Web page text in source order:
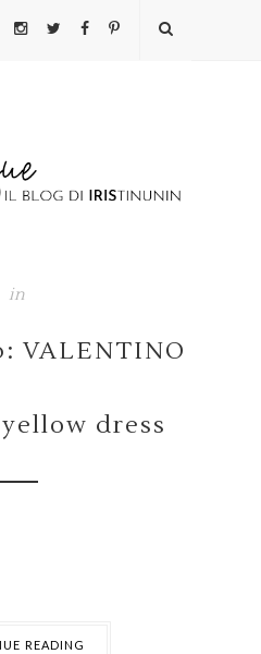
in
VALENTINO
dress
READING